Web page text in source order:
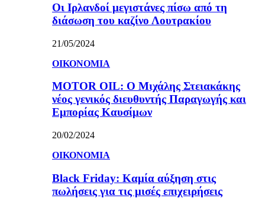
Οι Ιρλανδοί μεγιστάνες πίσω από τη
διάσωση του καζίνο Λουτρακίου
21/05/2024
ΟΙΚΟΝΟΜΙΑ
MOTOR OIL: Ο Μιχάλης Στειακάκης
νέος γενικός διευθυντής Παραγωγής και
Εμπορίας Καυσίμων
20/02/2024
ΟΙΚΟΝΟΜΙΑ
Black Friday: Καμία αύξηση στις
πωλήσεις για τις μισές επιχειρήσεις